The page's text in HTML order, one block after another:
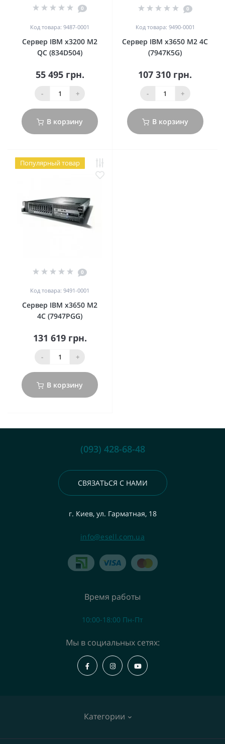
0
Код товара: 9487-0001
Сервер IBM x3200 M2
QC (834D504)
55 495 грн.
- +
В корзину
0
Код товара: 9490-0001
Сервер IBM x3650 M2 4C
(7947K5G)
107 310 грн.
- +
В корзину
Популярный товар
0
Код товара: 9491-0001
Сервер IBM x3650 M2
4C (7947PGG)
131 619 грн.
- +
В корзину
(093) 428-68-48
СВЯЗАТЬСЯ С НАМИ
г. Киев, ул. Гарматная, 18
info@esell.com.ua
Категории
Время работы
10:00-18:00 Пн-Пт
Мы в социальных сетях: